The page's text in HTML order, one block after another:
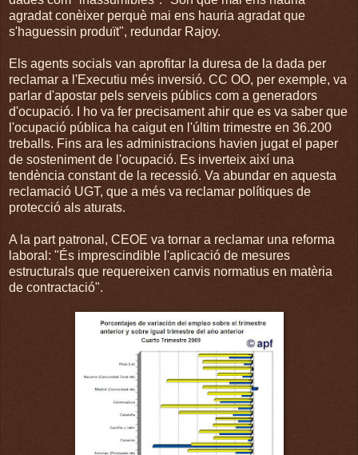
agradat conèixer perquè mai ens hauria agradat que
s'haguessin produït", redundar Rajoy.
Els agents socials van aprofitar la duresa de la dada per
reclamar a l'Executiu més inversió. CC OO, per exemple, va
parlar d'apostar pels serveis públics com a generadors
d'ocupació. I ho va fer precisament ahir que es va saber que
l'ocupació pública ha caigut en l'últim trimestre en 36.200
treballs. Fins ara les administracions havien jugat el paper
de sosteniment de l'ocupació. Es inverteix així una
tendència constant de la recessió. Va abundar en aquesta
reclamació UGT, que a més va reclamar polítiques de
protecció als aturats.
A la part patronal, CEOE va tornar a reclamar una reforma
laboral: "És imprescindible l'aplicació de mesures
estructurals que requereixen canvis normatius en matèria
de contractació".